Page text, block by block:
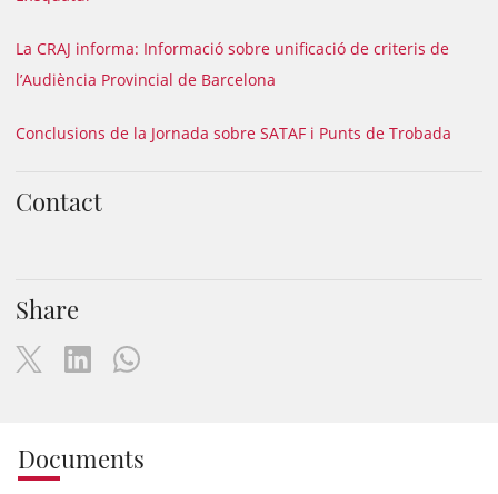
La CRAJ informa: Informació sobre unificació de criteris de
l’Audiència Provincial de Barcelona
Conclusions de la Jornada sobre SATAF i Punts de Trobada
Contact
Share
Documents